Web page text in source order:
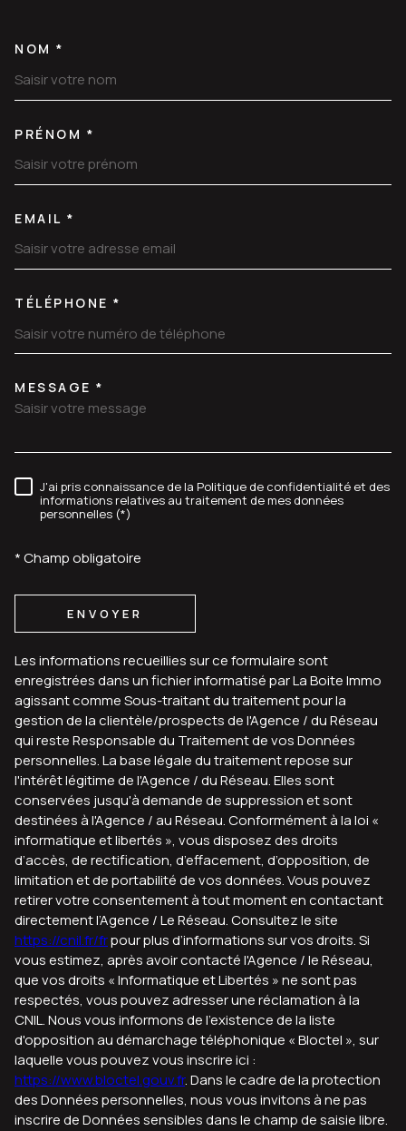
NOM *
PRÉNOM *
EMAIL *
TÉLÉPHONE *
TRAD_MELTEM_VOREDEMANDE
MESSAGE *
RÈGLEMENTATION
J'ai pris connaissance de la Politique de confidentialité et des
informations relatives au traitement de mes données
personnelles (*)
* Champ obligatoire
ENVOYER
Les informations recueillies sur ce formulaire sont
enregistrées dans un fichier informatisé par La Boite Immo
agissant comme Sous-traitant du traitement pour la
gestion de la clientèle/prospects de l'Agence / du Réseau
qui reste Responsable du Traitement de vos Données
personnelles. La base légale du traitement repose sur
l'intérêt légitime de l'Agence / du Réseau. Elles sont
conservées jusqu'à demande de suppression et sont
destinées à l'Agence / au Réseau. Conformément à la loi «
informatique et libertés », vous disposez des droits
d’accès, de rectification, d’effacement, d’opposition, de
limitation et de portabilité de vos données. Vous pouvez
retirer votre consentement à tout moment en contactant
directement l’Agence / Le Réseau. Consultez le site
https://cnil.fr/frpour plus d’informations sur vos droits. Si
vous estimez, après avoir contacté l'Agence / le Réseau,
que vos droits « Informatique et Libertés » ne sont pas
respectés, vous pouvez adresser une réclamation à la
CNIL. Nous vous informons de l’existence de la liste
d'opposition au démarchage téléphonique « Bloctel », sur
laquelle vous pouvez vous inscrire ici :
https://www.bloctel.gouv.fr. Dans le cadre de la protection
des Données personnelles, nous vous invitons à ne pas
inscrire de Données sensibles dans le champ de saisie libre.